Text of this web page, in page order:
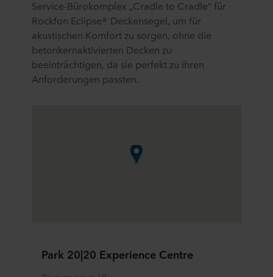
Service-Bürokomplex „Cradle to Cradle“ für
Rockfon Eclipse® Deckensegel, um für
akustischen Komfort zu sorgen, ohne die
betonkernaktivierten Decken zu
beeinträchtigen, da sie perfekt zu ihren
Anforderungen passten.
Park 20|20 Experience Centre